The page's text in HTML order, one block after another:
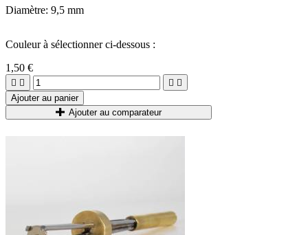
Diamètre: 9,5 mm
Couleur à sélectionner ci-dessous :
1,50 €
   
Ajouter au panier
Ajouter au comparateur